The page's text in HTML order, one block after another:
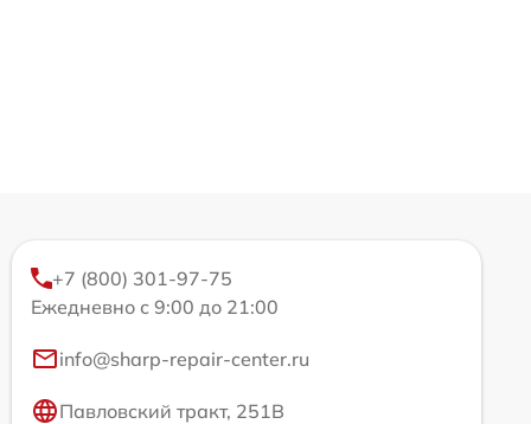
+7 (800) 301-97-75
Ежедневно с 9:00 до 21:00
info@sharp-repair-center.ru
Павловский тракт, 251В